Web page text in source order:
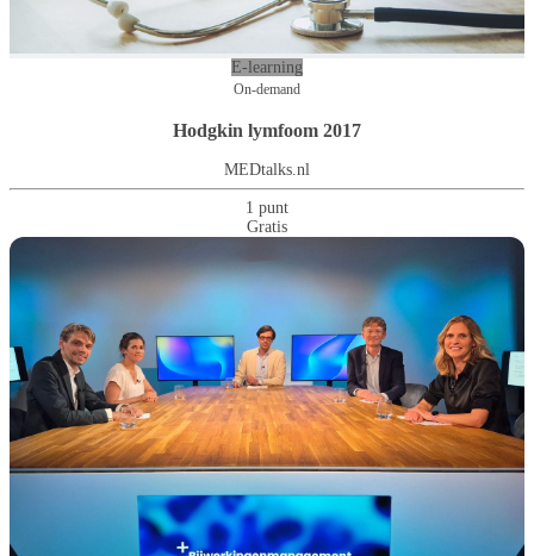
E-learning
On-demand
Hodgkin lymfoom 2017
MEDtalks.nl
1 punt
Gratis